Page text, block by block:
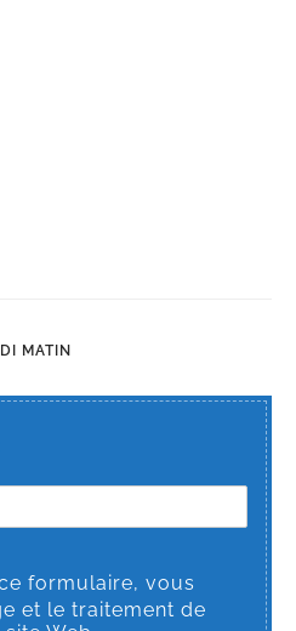
MATIN
formulaire, vous
et le traitement de